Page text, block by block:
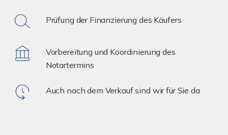
Prüfung der Finanzierung des Käufers
Vorbereitung und Koordinierung des
Notartermins
Auch nach dem Verkauf sind wir für Sie da